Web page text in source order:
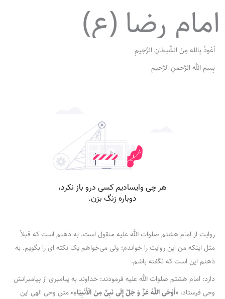
امام رضا (ع)
اَعُوذُ بِالله مِنَ الشَّیطانِ الرَّجیمِ
بِسمِ الله الرَّحمنِ الرَّحیمِ
روایت از امام هشتم صلوات الله علیه منقول است. به ذهنم است که قبلاً
مثل اینکه من این روایت را خواندم؛ ولی می‌خواهم یک نکته ای را بگویم. به
ذهنم این است که نگفته باشم.
دارد: امام هشتم صلوات الله علیه فرمودند: خداوند به پیامبری از پیامبرانش
وحی فرستاد، «أَوْحَى اللَّهُ عَزَّ وَ جَلَّ إِلَى نَبِیٍّ مِنَ الْأَنْبِیَاءِ» متن وحی الهی این